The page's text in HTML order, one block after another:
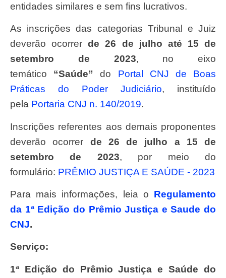
entidades similares e sem fins lucrativos.
As inscrições das categorias Tribunal e Juiz
deverão ocorrerde 26 de julho até 15 de
setembro de 2023, no eixo
temático “Saúde” do Portal CNJ de Boas
Práticas do Poder Judiciário, instituído
pela Portaria CNJ n. 140/2019.
Inscrições referentes aos demais proponentes
deverão ocorrer de 26 de julho a 15 de
setembro de 2023, por meio do
formulário: PRÊMIO JUSTIÇA E SAÚDE ‐ 2023
Para mais informações, leia o Regulamento
da 1ª Edição do Prêmio Justiça e Saude do
CNJ.
Serviço:
1ª Edição do Prêmio Justiça e Saúde do